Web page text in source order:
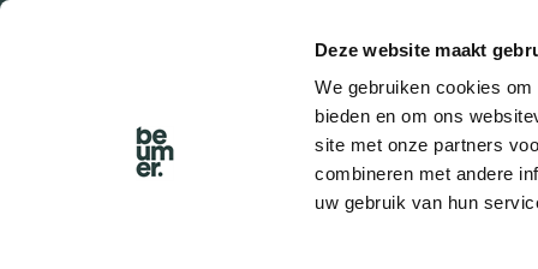
Deze website maakt
We gebruiken cookies
bieden en om ons
site met onze partners
combineren met andere
uw gebruik van hun